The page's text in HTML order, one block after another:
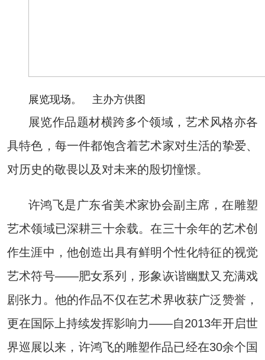
展览现场。 主办方供图
展览作品题材横跨多个领域，艺术风格亦各
具特色，每一件都饱含着艺术家对生活的挚爱、
对历史的敬畏以及对未来的殷切憧憬。
许鸿飞是广东省美术家协会副主席，在雕塑
艺术领域已深耕三十余载。在三十余年的艺术创
作生涯中，他创造出具有鲜明个性化特征的视觉
艺术符号——肥女系列，形象诙谐幽默又充满戏
剧张力。他的作品不仅在艺术界收获广泛赞誉，
更在国际上持续发挥影响力——自2013年开启世
界巡展以来，许鸿飞的雕塑作品已经在30余个国